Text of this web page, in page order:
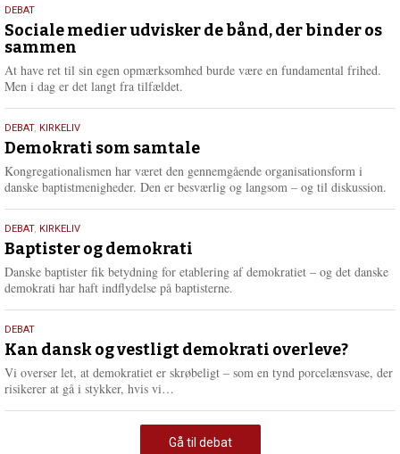
18.
maj
2026
DEBAT
Sociale medier udvisker de bånd, der binder os
sammen
At have ret til sin egen opmærksomhed burde være en fundamental frihed.
Men i dag er det langt fra tilfældet.
18.
maj
2026
DEBAT, KIRKELIV
Demokrati som samtale
Kongregationalismen har været den gennemgående organisationsform i
danske baptistmenigheder. Den er besværlig og langsom – og til diskussion.
18.
maj
2026
DEBAT, KIRKELIV
Baptister og demokrati
Danske baptister fik betydning for etablering af demokratiet – og det danske
demokrati har haft indflydelse på baptisterne.
18.
maj
2026
DEBAT
Kan dansk og vestligt demokrati overleve?
Vi overser let, at demokratiet er skrøbeligt – som en tynd porcelænsvase, der
risikerer at gå i stykker, hvis vi…
m
Gå til debat